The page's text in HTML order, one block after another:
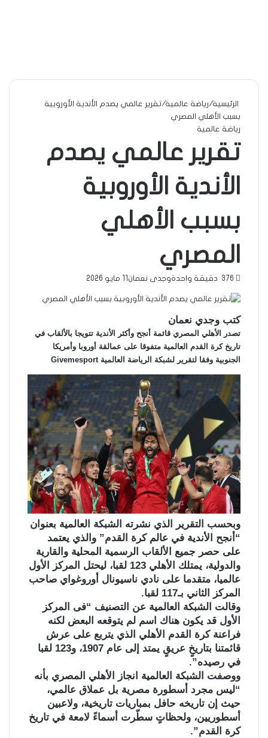
الرئيسية/رياضة عالمية/تقرير عالمي يصدم الأندية الأوروبية
بسبب الأهلي المصري
رياضة عالمية
تقرير عالمي يصدم
الأندية الأوروبية
بسبب الأهلي
المصري
وجدى نعماندقيقة واحدة
كتب وجدي نعمان
تصدر الأهلي المصري قائمة أنجح وأكثر الأندية تتويجا بالألقاب في
تاريخ كرة القدم العالمية متفوقا على عمالقة أوروبا وأمريكا
الجنوبية وفقا لتقرير لشبكة الرياضة العالمية Givemesport
وبحسب التقرير الذي نشرته الشبكة العالمية بعنوان
“أنجح الأندية في عالم كرة القدم” والذي يعتمد
على حصر جميع الألقاب الرسمية المحلية والقارية
والدولية، يمتلك الأهلي 123 لقبا، ليحتل المركز الأول
عالميا، متقدما على نادي ناسيونال أوروغواي صاحب
المركز الثاني بـ117 لقبا.
وقالت الشبكة العالمية عن التصنيف “فى المركز
الأول قد يكون هناك اسم لم يتوقعه البعض لكنه
فراعنة كرة القدم الأهلي الذي يتربع على عرش
قائمتنا بتاريخٍ عريقٍ يمتد إلى عام 1907، و123 لقبا
في رصيده”.
ووصفت الشبكة العالمية انجاز الأهلي المصري بأنه
“ليس مجرد أسطورة مصرية بل عملاق عالمي،
حيث إن تاريخه حافل بمباريات تاريخية، ولاعبين
أسطوريين، ولحظاتٍ سطّرت أسماءً لامعة في تاريخ
كرة القدم”.